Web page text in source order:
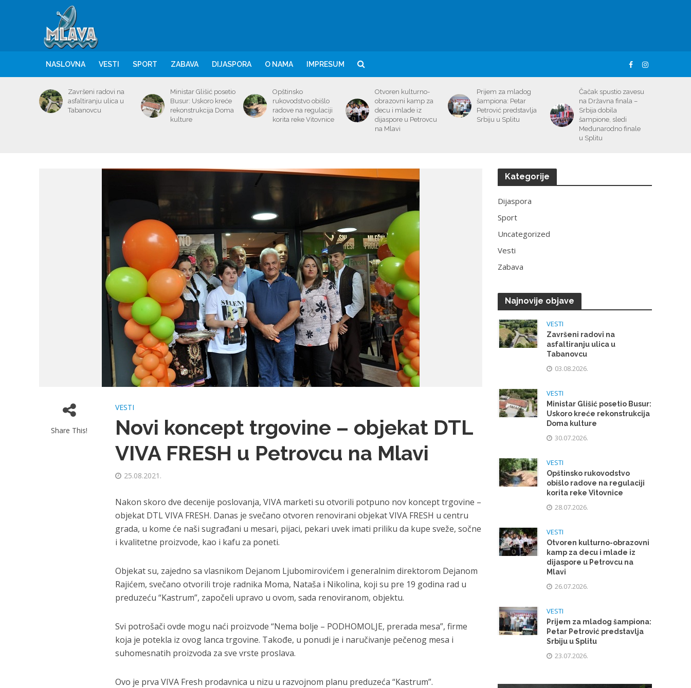
NASLOVNA VESTI SPORT ZABAVA DIJASPORA O NAMA IMPRESUM
Završeni radovi na
asfaltiranju ulica u
Tabanovcu
Ministar Glišić posetio
Busur: Uskoro kreće
rekonstrukcija Doma
kulture
Opštinsko
rukovodstvo obišlo
radove na regulaciji
korita reke Vitovnice
Otvoren kulturno-
obrazovni kamp za
decu i mlade iz
dijaspore u Petrovcu
na Mlavi
Prijem za mladog
šampiona: Petar
Petrović predstavlja
Srbiju u Splitu
Čačak spustio zavesu
na Državna finala –
Srbija dobila
šampione, sledi
Međunarodno finale
u Splitu
Share This!
VESTI
Novi koncept trgovine – objekat DTL
VIVA FRESH u Petrovcu na Mlavi
25.08.2021.
Nakon skoro dve decenije poslovanja, VIVA marketi su otvorili potpuno nov koncept trgovine –
objekat DTL VIVA FRESH. Danas je svečano otvoren renovirani objekat VIVA FRESH u centru
grada, u kome će naši sugrađani u mesari, pijaci, pekari uvek imati priliku da kupe sveže, sočne
i kvalitetne proizvode, kao i kafu za poneti.
Objekat su, zajedno sa vlasnikom Dejanom Ljubomirovićem i generalnim direktorom Dejanom
Rajićem, svečano otvorili troje radnika Moma, Nataša i Nikolina, koji su pre 19 godina rad u
preduzeću “Kastrum”, započeli upravo u ovom, sada renoviranom, objektu.
Svi potrošači ovde mogu naći proizvode “Nema bolje – PODHOMOLJE, prerada mesa”, firme
koja je potekla iz ovog lanca trgovine. Takođe, u ponudi je i naručivanje pečenog mesa i
suhomesnatih proizvoda za sve vrste proslava.
Ovo je prva VIVA Fresh prodavnica u nizu u razvojnom planu preduzeća “Kastrum”.
Kategorije
Dijaspora
Sport
Uncategorized
Vesti
Zabava
Najnovije objave
VESTI
Završeni radovi na
asfaltiranju ulica u
Tabanovcu
03.08.2026.
VESTI
Ministar Glišić posetio Busur:
Uskoro kreće rekonstrukcija
Doma kulture
30.07.2026.
VESTI
Opštinsko rukovodstvo
obišlo radove na regulaciji
korita reke Vitovnice
28.07.2026.
VESTI
Otvoren kulturno-obrazovni
kamp za decu i mlade iz
dijaspore u Petrovcu na
Mlavi
26.07.2026.
VESTI
Prijem za mladog šampiona:
Petar Petrović predstavlja
Srbiju u Splitu
23.07.2026.